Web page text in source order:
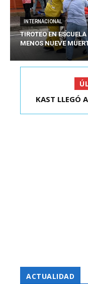
INTERNACIONAL
TIROTEO EN
MENOS NUEVE
KAST LLEGÓ
ACTUALIDAD